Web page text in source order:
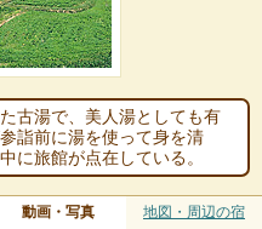
古湯で、美人湯としても有
詣前に湯を使って身を清
に旅館が点在している。
動画・写真 地図・周辺の宿